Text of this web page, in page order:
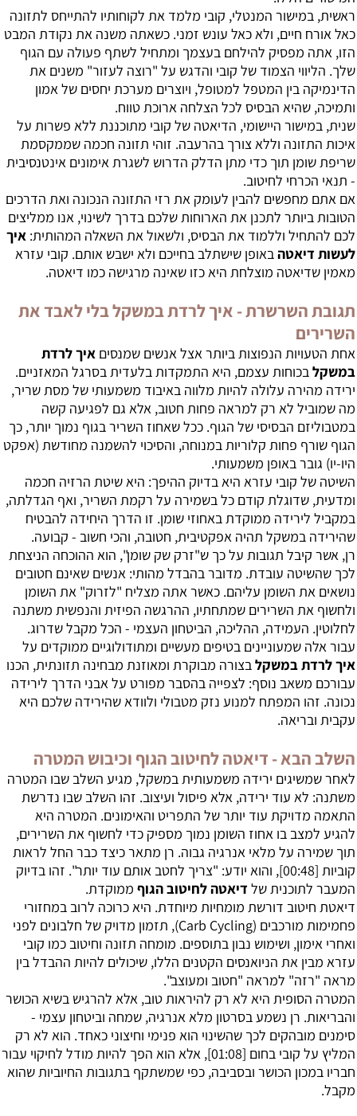
ראשית, במישור המנטלי, קובי מלמד את לקוחותיו להתייחס לתזונה
כאל אורח חיים, ולא כאל עונש זמני. כשאתה משנה את נקודת המבט
הזו, אתה מפסיק להילחם בעצמך ומתחיל לשתף פעולה עם הגוף
שלך. הליווי הצמוד של קובי והדגש על "רוצה לעזור" משנים את
הדינמיקה בין המטפל למטופל, ויוצרים מערכת יחסים של אמון
ותמיכה, שהיא הבסיס לכל הצלחה ארוכת טווח.
שנית, במישור היישומי, הדיאטה של קובי מתוכננת ללא פשרות על
איכות התזונה וללא צורך בהרעבה. זוהי תזונה חכמה שממקסמת
שריפת שומן תוך כדי מתן הדלק הדרוש לשגרת אימונים אינטנסיבית
- תנאי הכרחי לחיטוב.
אם אתם מחפשים להבין לעומק את רזי התזונה הנכונה ואת הדרכים
הטובות ביותר לתכנן את הארוחות שלכם בדרך לשינוי, אנו ממליצים
לכם להתחיל וללמוד את הבסיס, ולשאול את השאלה המהותית: איך
לעשות דיאטה באופן שישתלב בחייכם ולא ישבש אותם. קובי עזרא
מאמין שדיאטה מוצלחת היא כזו שאינה מרגישה כמו דיאטה.
תגובת השרשרת - איך לרדת במשקלבלי לאבד את
השרירים
אחת הטעויות הנפוצות ביותר אצל אנשים שמנסים איך לרדת
במשקל בכוחות עצמם, היא התמקדות בלעדית בסרגל המאזניים.
ירידה מהירה עלולה להיות מלווה באיבוד משמעותי של מסת שריר,
מה שמוביל לא רק למראה פחות חטוב, אלא גם לפגיעה קשה
במטבוליזם הבסיסי של הגוף. ככל שאחוז השריר בגוף נמוך יותר, כך
הגוף שורף פחות קלוריות במנוחה, והסיכוי להשמנה מחודשת (אפקט
היו-יו) גובר באופן משמעותי.
השיטה של קובי עזרא היא בדיוק ההיפך: היא שיטת הרזיה חכמה
ומדעית, שדוגלת קודם כל בשמירה על רקמת השריר, ואף הגדלתה,
במקביל לירידה ממוקדת באחוזי שומן. זו הדרך היחידה להבטיח
שהירידה במשקל תהיה אפקטיבית, חטובה, והכי חשוב - קבועה.
רן, אשר קיבל תגובות על כך ש"זרק שק שומן", הוא ההוכחה הניצחת
לכך שהשיטה עובדת. מדובר בהבדל מהותי: אנשים שאינם חטובים
נושאים את השומן עליהם. כאשר אתה מצליח "לזרוק" את השומן
ולחשוף את השרירים שמתחתיו, ההרגשה הפיזית והנפשית משתנה
לחלוטין. העמידה, ההליכה, הביטחון העצמי - הכל מקבל שדרוג.
עבור אלה שמעוניינים בטיפים מעשיים ומתודולוגיים ממוקדים על
איך לרדת במשקל בצורה מבוקרת ומאוזנת מבחינה תזונתית, הכנו
עבורכם משאב נוסף: לצפייה בהסבר מפורט על אבני הדרך לירידה
נכונה. זהו המפתח למנוע נזק מטבולי ולוודא שהירידה שלכם היא
עקבית ובריאה.
השלב הבא - דיאטה לחיטוב הגוף וכיבוש המטרה
לאחר שמשיגים ירידה משמעותית במשקל, מגיע השלב שבו המטרה
משתנה: לא עוד ירידה, אלא פיסול ועיצוב. זהו השלב שבו נדרשת
התאמה מדויקת עוד יותר של התפריט והאימונים. המטרה היא
להגיע למצב בו אחוז השומן נמוך מספיק כדי לחשוף את השרירים,
תוך שמירה על מלאי אנרגיה גבוה. רן מתאר כיצד כבר החל לראות
קוביות [00:48], והוא יודע: "צריך לחטב אותם עוד יותר". זהו בדיוק
המעבר לתוכנית של דיאטה לחיטוב הגוף ממוקדת.
דיאטת חיטוב דורשת מומחיות מיוחדת. היא כרוכה לרוב במחזורי
פחמימות מורכבים (Carb Cycling), תזמון מדויק של חלבונים לפני
ואחרי אימון, ושימוש נבון בתוספים. מומחה תזונה וחיטוב כמו קובי
עזרא מבין את הניואנסים הקטנים הללו, שיכולים להיות ההבדל בין
מראה "רזה" למראה "חטוב ומעוצב".
המטרה הסופית היא לא רק להיראות טוב, אלא להרגיש בשיא הכושר
והבריאות. רן נשמע בסרטון מלא אנרגיה, שמחה וביטחון עצמי -
סימנים מובהקים לכך שהשינוי הוא פנימי וחיצוני כאחד. הוא לא רק
המליץ על קובי בחום [01:08], אלא הוא הפך להיות מודל לחיקוי עבור
חבריו במכון הכושר ובסביבה, כפי שמשתקף בתגובות החיוביות שהוא
מקבל.